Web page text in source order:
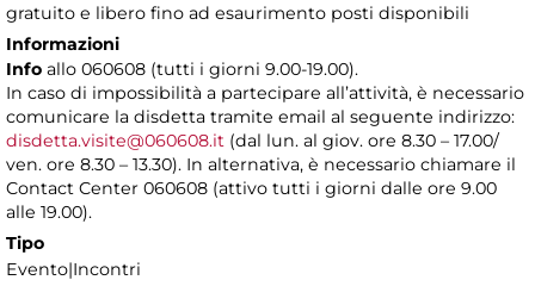
gratuito e libero fino ad esaurimento posti disponibili
Informazioni
Info allo 060608 (tutti i giorni 9.00-19.00).
In caso di impossibilità a partecipare all’attività, è necessario
comunicare la disdetta tramite email al seguente indirizzo:
disdetta.visite@060608.it (dal lun. al giov. ore 8.30 – 17.00/
ven. ore 8.30 – 13.30). In alternativa, è necessario chiamare il
Contact Center 060608 (attivo tutti i giorni dalle ore 9.00
alle 19.00).
Tipo
Evento|Incontri